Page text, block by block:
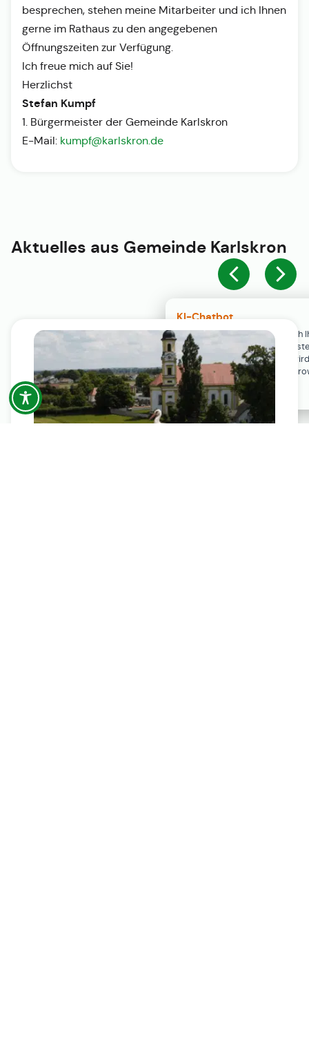
KI-Chatbot
Der KI-Chatbot steht erst nach
Einwilligung in den Cookie-
Verfügung. Der Chat-Verlauf
ausschließlich lokal in Ihrem
gespeichert.
besprechen, stehen meine Mitarbeiter und ich Ihnen
gerne im Rathaus zu den angegebenen
Öffnungszeiten zur Verfügung.
Ich freue mich auf Sie!
Herzlichst
Stefan Kumpf
1. Bürgermeister der Gemeinde Karlskron
E-Mail: kumpf@karlskron.de
Aktuelles aus Gemeinde Karlskron